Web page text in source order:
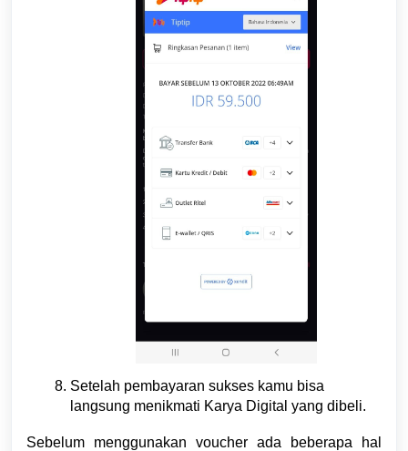
Setelah pembayaran sukses kamu bisa
langsung menikmati Karya Digital yang dibeli.
Sebelum menggunakan voucher ada beberapa hal